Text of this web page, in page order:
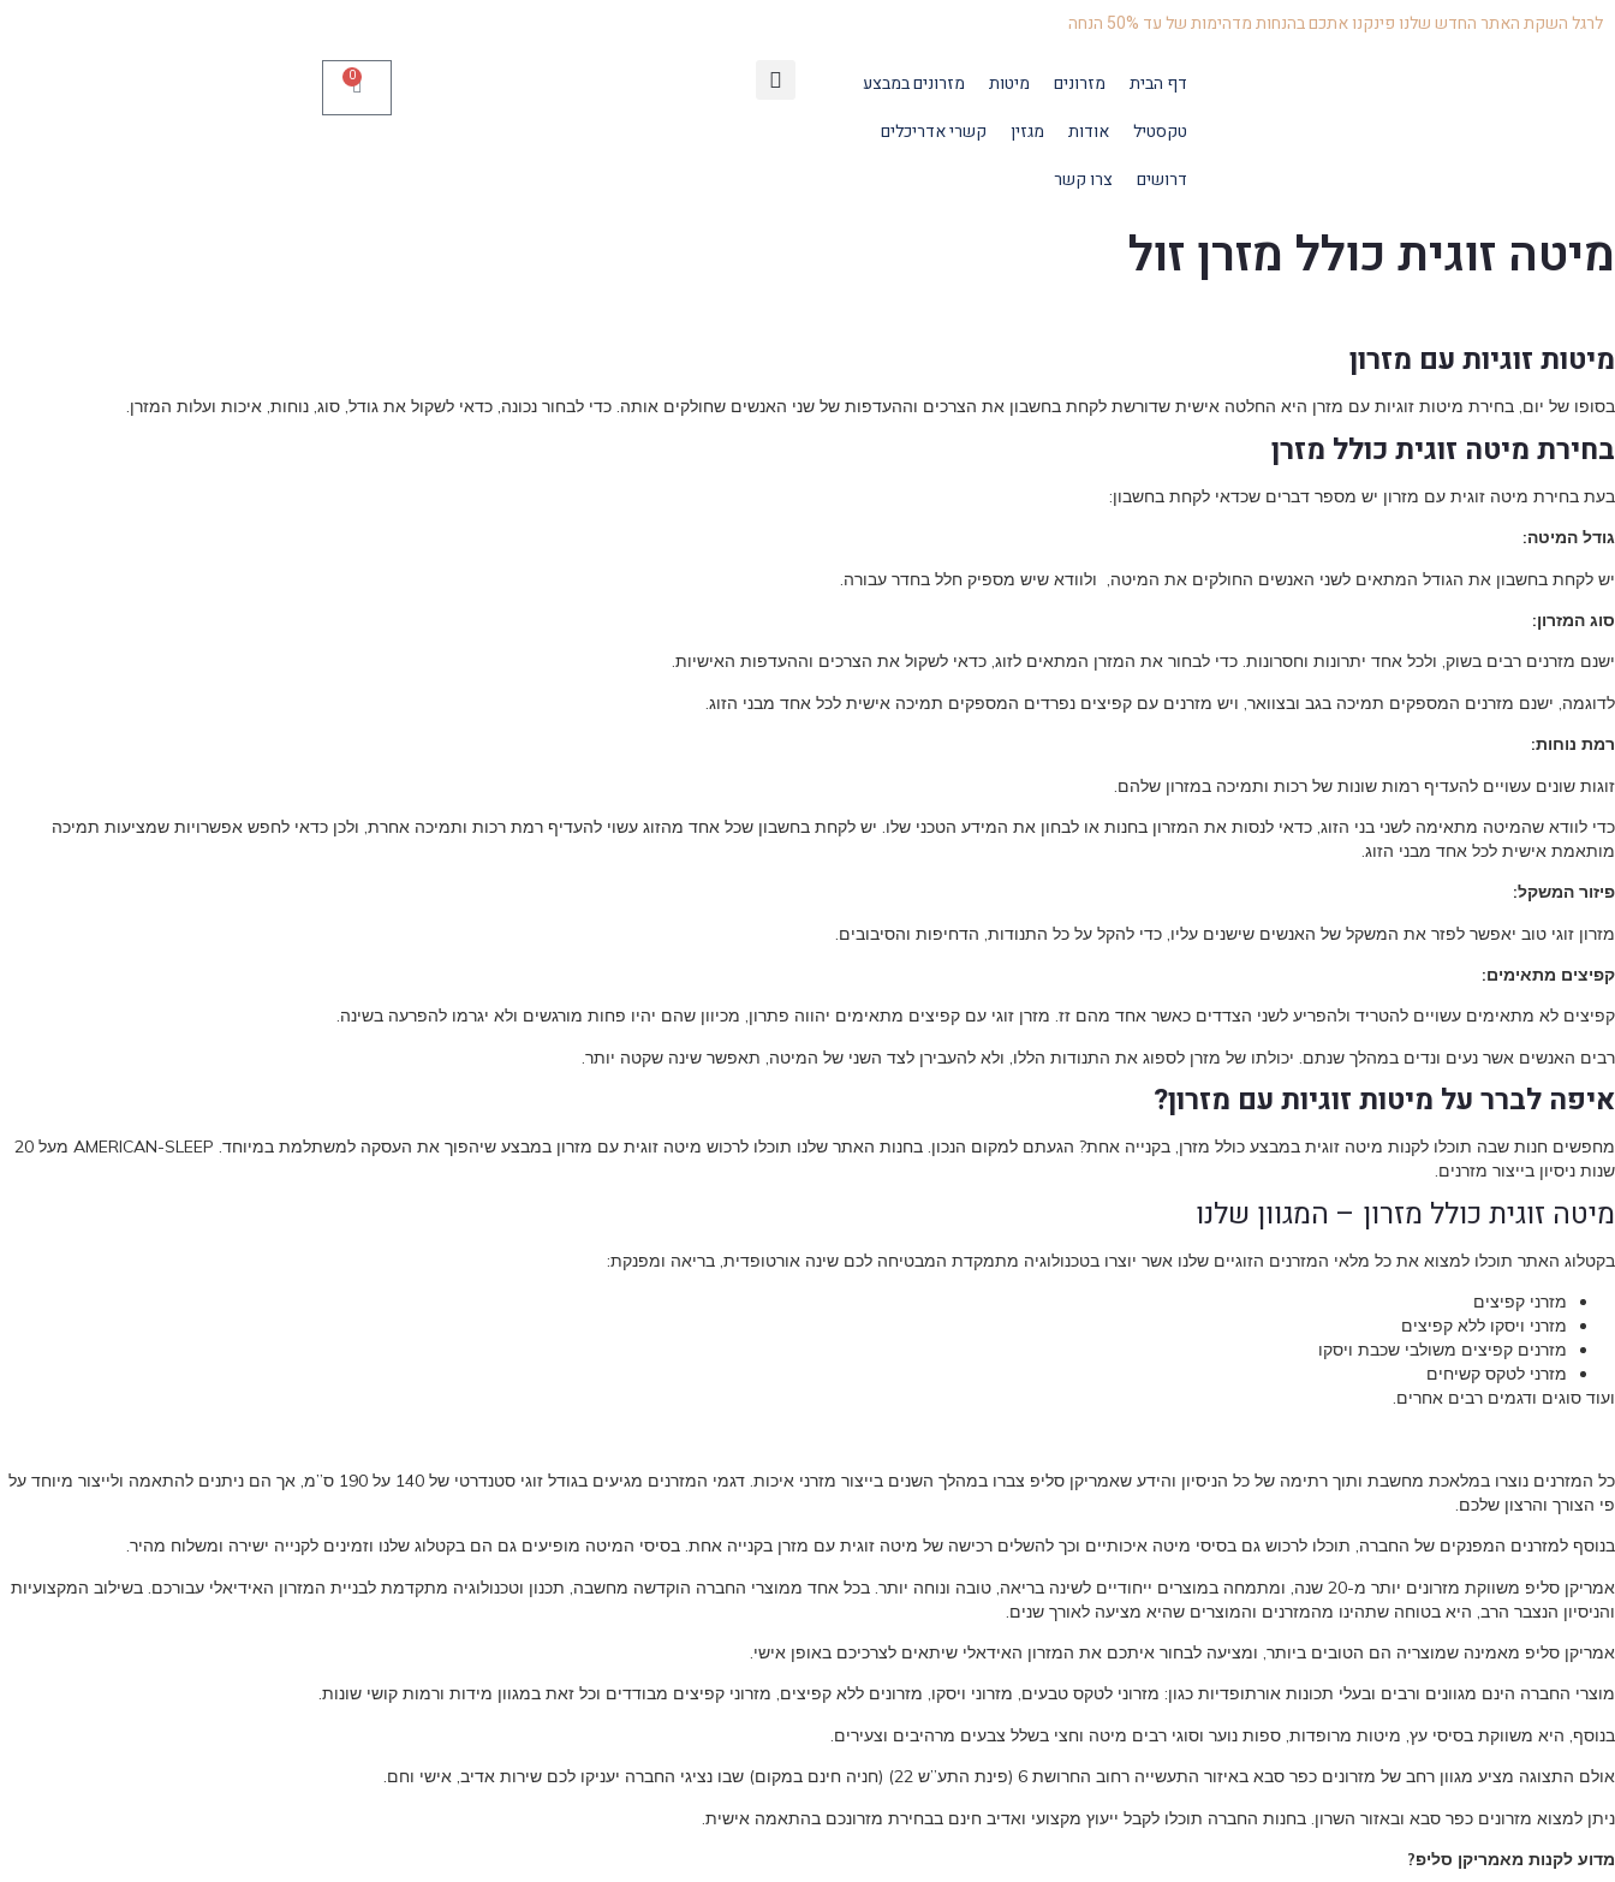
לרגל השקת האתר החדש שלנו פינקנו אתכם בהנחות מדהימות של עד 50% הנחה
דף הבית מזרונים מיטות
מזרונים במבצע
טקסטיל
אודות מגזין
קשרי אדריכלים
דרושים
צרו קשר
0
מיטה זוגית כולל מזרן זול
מיטות זוגיות עם מזרון
בסופו של יום, בחירת מיטות זוגיות עם מזרן היא החלטה אישית שדורשת לקחת בחשבון את הצרכים וההעדפות של שני האנשים שחולקים אותה. כדי לבחור נכונה, כדאי לשקול את גודל, סוג, נוחות, איכות ועלות המזרן.
בחירת מיטה זוגית כולל מזרן
בעת בחירת מיטה זוגית עם מזרון יש מספר דברים שכדאי לקחת בחשבון:
גודל המיטה:
יש לקחת בחשבון את הגודל המתאים לשני האנשים החולקים את המיטה, ולוודא שיש מספיק חלל בחדר עבורה.
סוג המזרון:
ישנם מזרנים רבים בשוק, ולכל אחד יתרונות וחסרונות. כדי לבחור את המזרן המתאים לזוג, כדאי לשקול את הצרכים וההעדפות האישיות.
לדוגמה, ישנם מזרנים המספקים תמיכה בגב ובצוואר, ויש מזרנים עם קפיצים נפרדים המספקים תמיכה אישית לכל אחד מבני הזוג.
רמת נוחות:
זוגות שונים עשויים להעדיף רמות שונות של רכות ותמיכה במזרון שלהם.
כדי לוודא שהמיטה מתאימה לשני בני הזוג, כדאי לנסות את המזרון בחנות או לבחון את המידע הטכני שלו. יש לקחת בחשבון שכל אחד מהזוג עשוי להעדיף רמת רכות ותמיכה אחרת, ולכן כדאי לחפש אפשרויות שמציעות תמיכה
מותאמת אישית לכל אחד מבני הזוג.
פיזור המשקל:
מזרון זוגי טוב יאפשר לפזר את המשקל של האנשים שישנים עליו, כדי להקל על כל התנודות, הדחיפות והסיבובים.
קפיצים מתאימים:
קפיצים לא מתאימים עשויים להטריד ולהפריע לשני הצדדים כאשר אחד מהם זז. מזרן זוגי עם קפיצים מתאימים יהווה פתרון, מכיוון שהם יהיו פחות מורגשים ולא יגרמו להפרעה בשינה.
רבים האנשים אשר נעים ונדים במהלך שנתם. יכולתו של מזרן לספוג את התנודות הללו, ולא להעבירן לצד השני של המיטה, תאפשר שינה שקטה יותר.
איפה לברר על מיטות זוגיות עם מזרון?
מחפשים חנות שבה תוכלו לקנות מיטה זוגית במבצע כולל מזרן, בקנייה אחת? הגעתם למקום הנכון. בחנות האתר שלנו תוכלו לרכוש מיטה זוגית עם מזרון במבצע שיהפוך את העסקה למשתלמת במיוחד. AMERICAN-SLEEP מעל 20
שנות ניסיון בייצור מזרנים.
מיטה זוגית כולל מזרון – המגוון שלנו
בקטלוג האתר תוכלו למצוא את כל מלאי המזרנים הזוגיים שלנו אשר יוצרו בטכנולוגיה מתמקדת המבטיחה לכם שינה אורטופדית, בריאה ומפנקת:
מזרני קפיצים
מזרני ויסקו ללא קפיצים
מזרנים קפיצים משולבי שכבת ויסקו
מזרני לטקס קשיחים
ועוד סוגים ודגמים רבים אחרים.
כל המזרנים נוצרו במלאכת מחשבת ותוך רתימה של כל הניסיון והידע שאמריקן סליפ צברו במהלך השנים בייצור מזרני איכות. דגמי המזרנים מגיעים בגודל זוגי סטנדרטי של 140 על 190 ס”מ, אך הם ניתנים להתאמה ולייצור מיוחד על
פי הצורך והרצון שלכם.
בנוסף למזרנים המפנקים של החברה, תוכלו לרכוש גם בסיסי מיטה איכותיים וכך להשלים רכישה של מיטה זוגית עם מזרן בקנייה אחת. בסיסי המיטה מופיעים גם הם בקטלוג שלנו וזמינים לקנייה ישירה ומשלוח מהיר.
אמריקן סליפ משווקת מזרונים יותר מ-20 שנה, ומתמחה במוצרים ייחודיים לשינה בריאה, טובה ונוחה יותר. בכל אחד ממוצרי החברה הוקדשה מחשבה, תכנון וטכנולוגיה מתקדמת לבניית המזרון האידיאלי עבורכם. בשילוב המקצועיות
והניסיון הנצבר הרב, היא בטוחה שתהינו מהמזרנים והמוצרים שהיא מציעה לאורך שנים.
אמריקן סליפ מאמינה שמוצריה הם הטובים ביותר, ומציעה לבחור איתכם את המזרון האידאלי שיתאים לצרכיכם באופן אישי.
מוצרי החברה הינם מגוונים ורבים ובעלי תכונות אורתופדיות כגון: מזרוני לטקס טבעים, מזרוני ויסקו, מזרונים ללא קפיצים, מזרוני קפיצים מבודדים וכל זאת במגוון מידות ורמות קושי שונות.
בנוסף, היא משווקת בסיסי עץ, מיטות מרופדות, ספות נוער וסוגי רבים מיטה וחצי בשלל צבעים מרהיבים וצעירים.
אולם התצוגה מציע מגוון רחב של מזרונים כפר סבא באיזור התעשייה רחוב החרושת 6 (פינת התע”ש 22) (חניה חינם במקום) שבו נציגי החברה יעניקו לכם שירות אדיב, אישי וחם.
ניתן למצוא מזרונים כפר סבא ובאזור השרון. בחנות החברה תוכלו לקבל ייעוץ מקצועי ואדיב חינם בבחירת מזרונכם בהתאמה אישית.
מדוע לקנות מאמריקן סליפ?